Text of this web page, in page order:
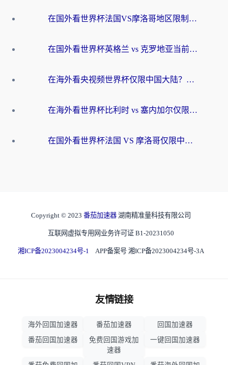
在国外看世界杯法国VS摩洛哥地区限制？这篇指南让你流畅看中文解说无压力
在国外看世界杯英格兰 vs 克罗地亚当前地区不可播放？这篇指南帮你搞定所有海外观赛难题
在海外看央视频世界杯仅限中国大陆？这篇指南帮你解锁中文解说+无卡顿直播
在海外看世界杯比利时 vs 塞内加尔仅限中国大陆？我找到了最流畅的中文解说之路
在国外看世界杯法国 VS 摩洛哥仅限中国大陆？海外党这样看中文解说赛事不卡顿
Copyright © 2023 番茄加速器 湖南精准量科技有限公司
互联网虚拟专用网业务许可证 B1-20231050
湘ICP备2023004234号-1 APP备案号 湘ICP备2023004234号-3A
友情链接
海外回国加速器 番茄加速器
回国加速器
番茄回国加速器
免费回国游戏加
速器
一键回国加速器